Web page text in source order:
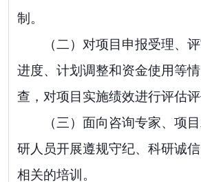
制 。
（二） 对项目申报受理、
进度、计划调整和资金使用等
查，对项目实施绩效进行评估评
（三） 面向咨询专家、项
研人员开展遵规守纪、科研诚
相关的培训。